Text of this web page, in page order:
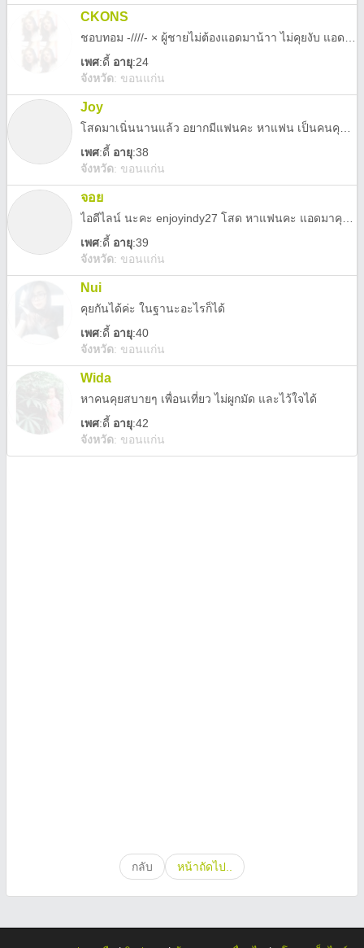
CKONS
เพศ:ดี้ อายุ:24
จังหวัด: ขอนแก่น
Joy
เพศ:ดี้ อายุ:38
จังหวัด: ขอนแก่น
จอย
เพศ:ดี้ อายุ:39
จังหวัด: ขอนแก่น
Nui
คุยกันได้ค่ะ ในฐานะอะไรก็ได้
เพศ:ดี้ อายุ:40
จังหวัด: ขอนแก่น
Wida
หาคนคุยสบายๆ เพื่อนเที่ยว ไม่ผูกมัด และไว้ใจได้
เพศ:ดี้ อายุ:42
จังหวัด: ขอนแก่น
กลับ หน้าถัดไป..